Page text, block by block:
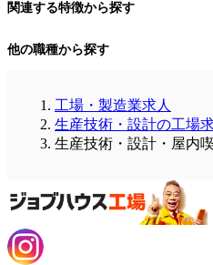
関連する特徴から探す
他の職種から探す
工場・製造業求人
生産技術・設計の工場
生産技術・設計・屋内